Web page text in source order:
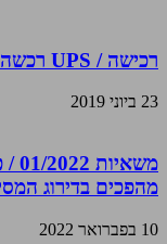
רכישה / UPS רכשה 15 משאיות קלות איווקו דיילי
23 ביוני 2019
מהפכים בדירוג
10 בפברואר 2022